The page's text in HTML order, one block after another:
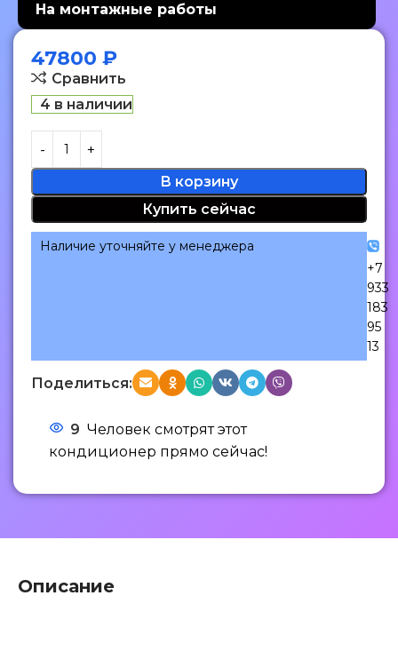
На монтажные работы
47800 ₽
Сравнить
4 в наличии
В корзину
Купить сейчас
Наличие уточняйте у менеджера
+7
933
183
95
13
Поделиться:
9 Человек смотрят этот
кондиционер прямо сейчас!
Описание